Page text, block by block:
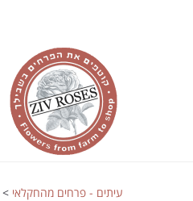
עיתים - פרחים מהחקלאי >